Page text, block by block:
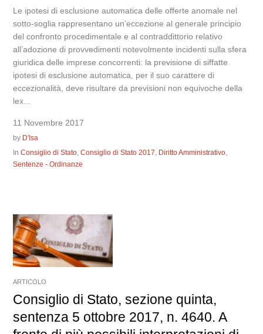
Le ipotesi di esclusione automatica delle offerte anomale nel
sotto-soglia rappresentano un’eccezione al generale principio
del confronto procedimentale e al contraddittorio relativo
all’adozione di provvedimenti notevolmente incidenti sulla sfera
giuridica delle imprese concorrenti: la previsione di siffatte
ipotesi di esclusione automatica, per il suo carattere di
eccezionalità, deve risultare da previsioni non equivoche della
lex...
11 Novembre 2017
by D'Isa
InConsiglio di Stato ,Consiglio di Stato 2017 Diritto Amministrativo
Sentenze - Ordinanze
ARTICOLO
Consiglio di Stato, sezione quinta,
sentenza 5 ottobre 2017, n. 4640. A